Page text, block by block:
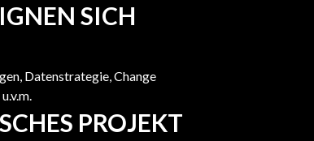
SICH
Datenstrategie, Change
PROJEKT